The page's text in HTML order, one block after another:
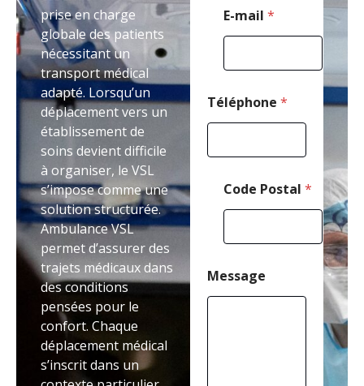
prise en charge
globale des patients
nécessitant un
transport médical
adapté. Lorsqu’un
déplacement vers un
établissement de
soins devient difficile
à organiser, le VSL
s’impose comme une
solution structurée.
Ambulance VSL
permet d’assurer des
trajets médicaux dans
des conditions
pensées pour le
confort. Chaque
déplacement médical
s’inscrit dans un
E-mail *
Téléphone *
o
n
*
Code Postal *
Message